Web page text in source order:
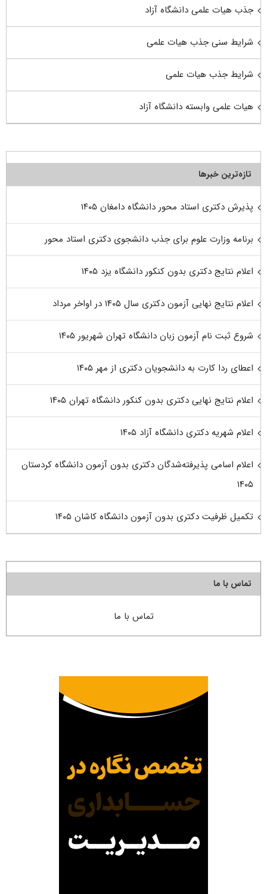
جذب هیات علمی دانشگاه آزاد
شرایط سنی جذب هیات علمی
شرایط جذب هیات علمی
هیات علمی وابسته دانشگاه آزاد
تازه‌ترین خبرها
پذیرش دکتری استاد محور دانشگاه دامغان ۱۴۰۵
برنامه وزارت علوم برای جذب دانشجوی دکتری استاد محور
اعلام نتایج دکتری بدون کنکور دانشگاه یزد ۱۴۰۵
اعلام نتایج نهایی آزمون دکتری سال ۱۴۰۵ در اواخر مرداد
شروع ثبت نام آزمون زبان دانشگاه تهران شهریور ۱۴۰۵
اعطای ردا کارت به دانشجویان دکتری از مهر ۱۴۰۵
اعلام نتایج نهایی دکتری بدون کنکور دانشگاه تهران ۱۴۰۵
اعلام شهریه دکتری دانشگاه آزاد ۱۴۰۵
اعلام اسامی پذیرفته‌شدگان دکتری بدون آزمون دانشگاه کردستان
۱۴۰۵
تکمیل ظرفیت دکتری بدون آزمون دانشگاه کاشان ۱۴۰۵
تماس با ما
تماس با ما